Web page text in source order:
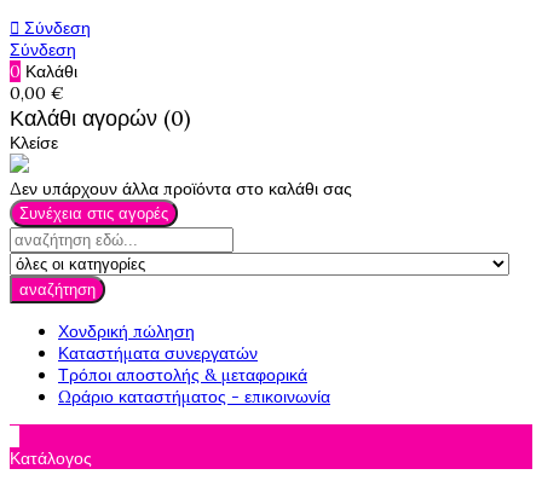
 Σύνδεση
Σύνδεση
0 Καλάθι
0,00 €
Καλάθι αγορών (0)
Κλείσε
Δεν υπάρχουν άλλα προϊόντα στο καλάθι σας
Συνέχεια στις αγορές
αναζήτηση
Χονδρική πώληση
Καταστήματα συνεργατών
Τρόποι αποστολής & μεταφορικά
Ωράριο καταστήματος - επικοινωνία
Κατάλογος